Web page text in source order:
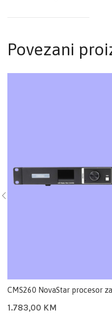
Povezani
CMS260 NovaStar procesor
1.783,00 KM